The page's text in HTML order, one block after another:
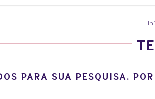
PARA SUA PESQUISA.